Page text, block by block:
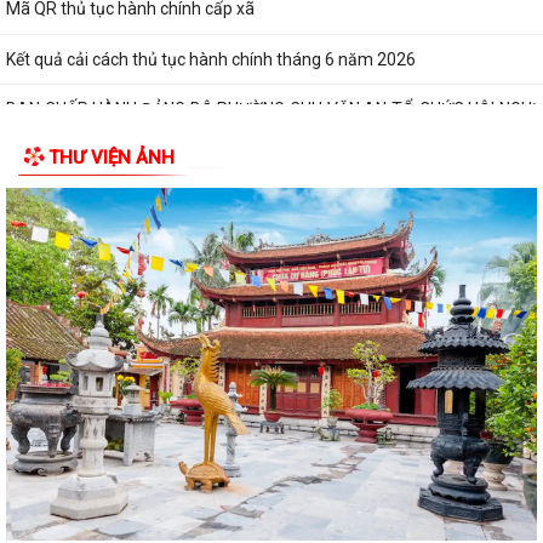
Mã QR thủ tục hành chính cấp xã
Kết quả cải cách thủ tục hành chính tháng 6 năm 2026
BAN CHẤP HÀNH ĐẢNG BỘ PHƯỜNG CHU VĂN AN TỔ CHỨC HỘI NGHỊ
BAN THƯỜNG VỤ ĐẢNG ỦY PHƯỜNG CHU VĂN AN TỔ CHỨC HỘI NGHỊ
LẦN THỨ 29
QUYẾT ĐỊNH Về việc công khai dự toán thu - chi ngân sách phường
Chu Văn An 6 tháng đầu năm 2026
CẢI CÁCH HÀNH CHÍNH GẮN VỚI XÂY DỰNG CHÍNH QUYỀN SỐ – NỀN
TẢNG PHÁT TRIỂN BỀN VỮNG CỦA PHƯỜNG CHU...
CẢI CÁCH HÀNH CHÍNH – ĐỘNG LỰC XÂY DỰNG CHÍNH QUYỀN PHỤC
VỤ TẠI PHƯỜNG CHU VĂN AN
CHUYỂN ĐỔI SỐ – ĐỘNG LỰC THÚC ĐẨY CẢI CÁCH HÀNH CHÍNH TẠI
PHƯỜNG CHU VĂN AN
THƯ VIỆN ẢNH